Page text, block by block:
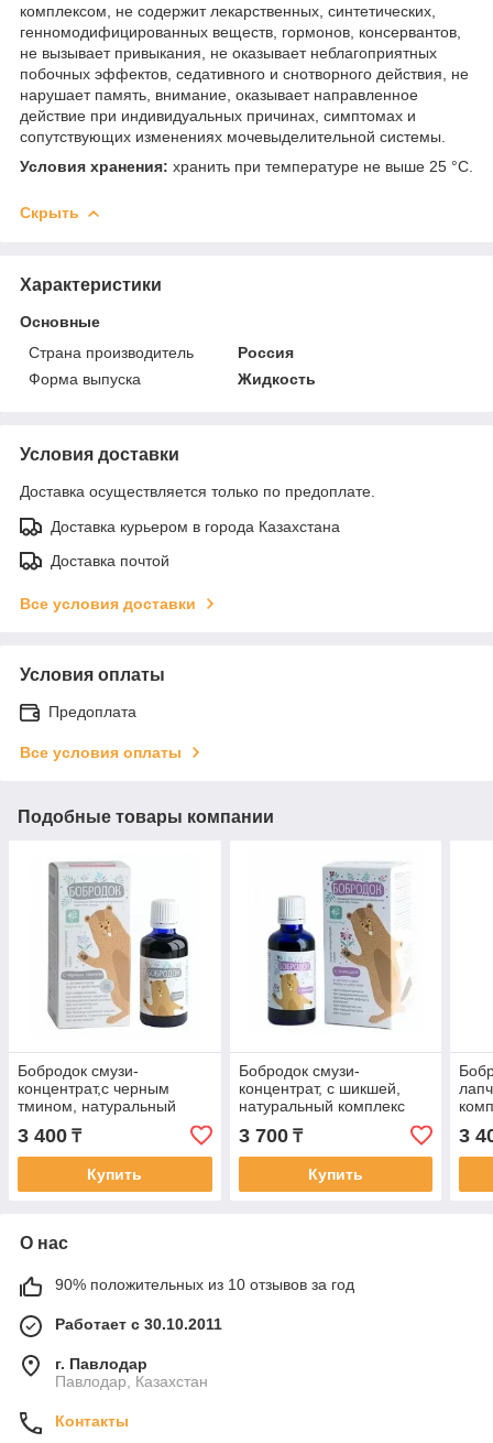
комплексом, не содержит лекарственных, синтетических,
генномодифицированных веществ, гормонов, консервантов,
не вызывает привыкания, не оказывает неблагоприятных
побочных эффектов, седативного и снотворного действия, не
нарушает память, внимание, оказывает направленное
действие при индивидуальных причинах, симптомах и
сопутствующих изменениях мочевыделительной системы.
Условия хранения: хранить при температуре не выше 25 °С.
Скрыть
Характеристики
Основные
Страна производитель
Россия
Форма выпуска
Жидкость
Условия доставки
Доставка осуществляется только по предоплате.
Доставка курьером в города Казахстана
Доставка почтой
Все условия доставки
Условия оплаты
Предоплата
Все условия оплаты
Подобные товары компании
Бобродок смузи-
концентрат,с черным
тмином, натуральный
комплекс для
мочеполовой системы,
для детей, 50мл
3 400 ₸
Купить
Бобродок смузи-
концентрат, с шикшей,
натуральный комплекс
для нервной системы, для
детей, 50мл
3 700₸
Купить
3
О нас
90% положительных из 10 отзывов за год
Работает с 30.10.2011
г. Павлодар
Павлодар, Казахстан
Контакты